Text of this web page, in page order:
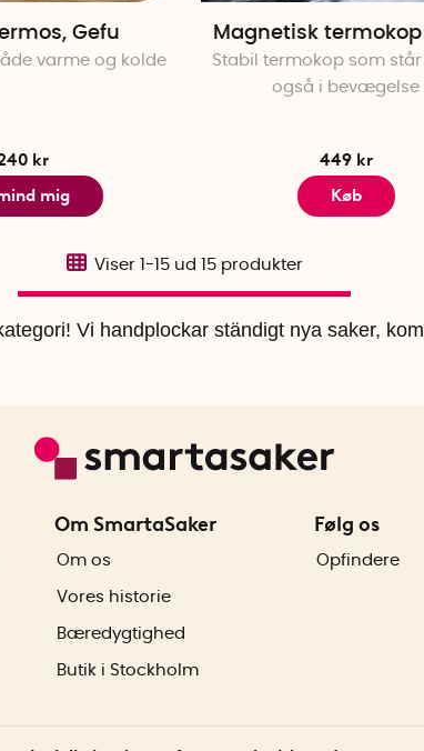
Gefu
varme og kolde
kr
mig
Magnetisk termokop
Stabil termokop som står
også i bevægelse
449 kr
Køb
Vi handplockar ständigt nya saker,
Viser 1-15ud 15produkter
Om SmartaSaker
Om os
Vores historie
Bæredygtighed
Butik i Stockholm
Følg os
Opfindere